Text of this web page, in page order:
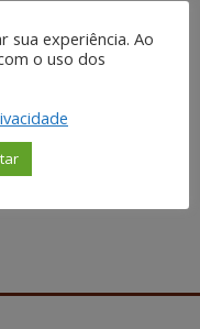
4, Issue 1: 7-
sua experiência. Ao
o uso dos